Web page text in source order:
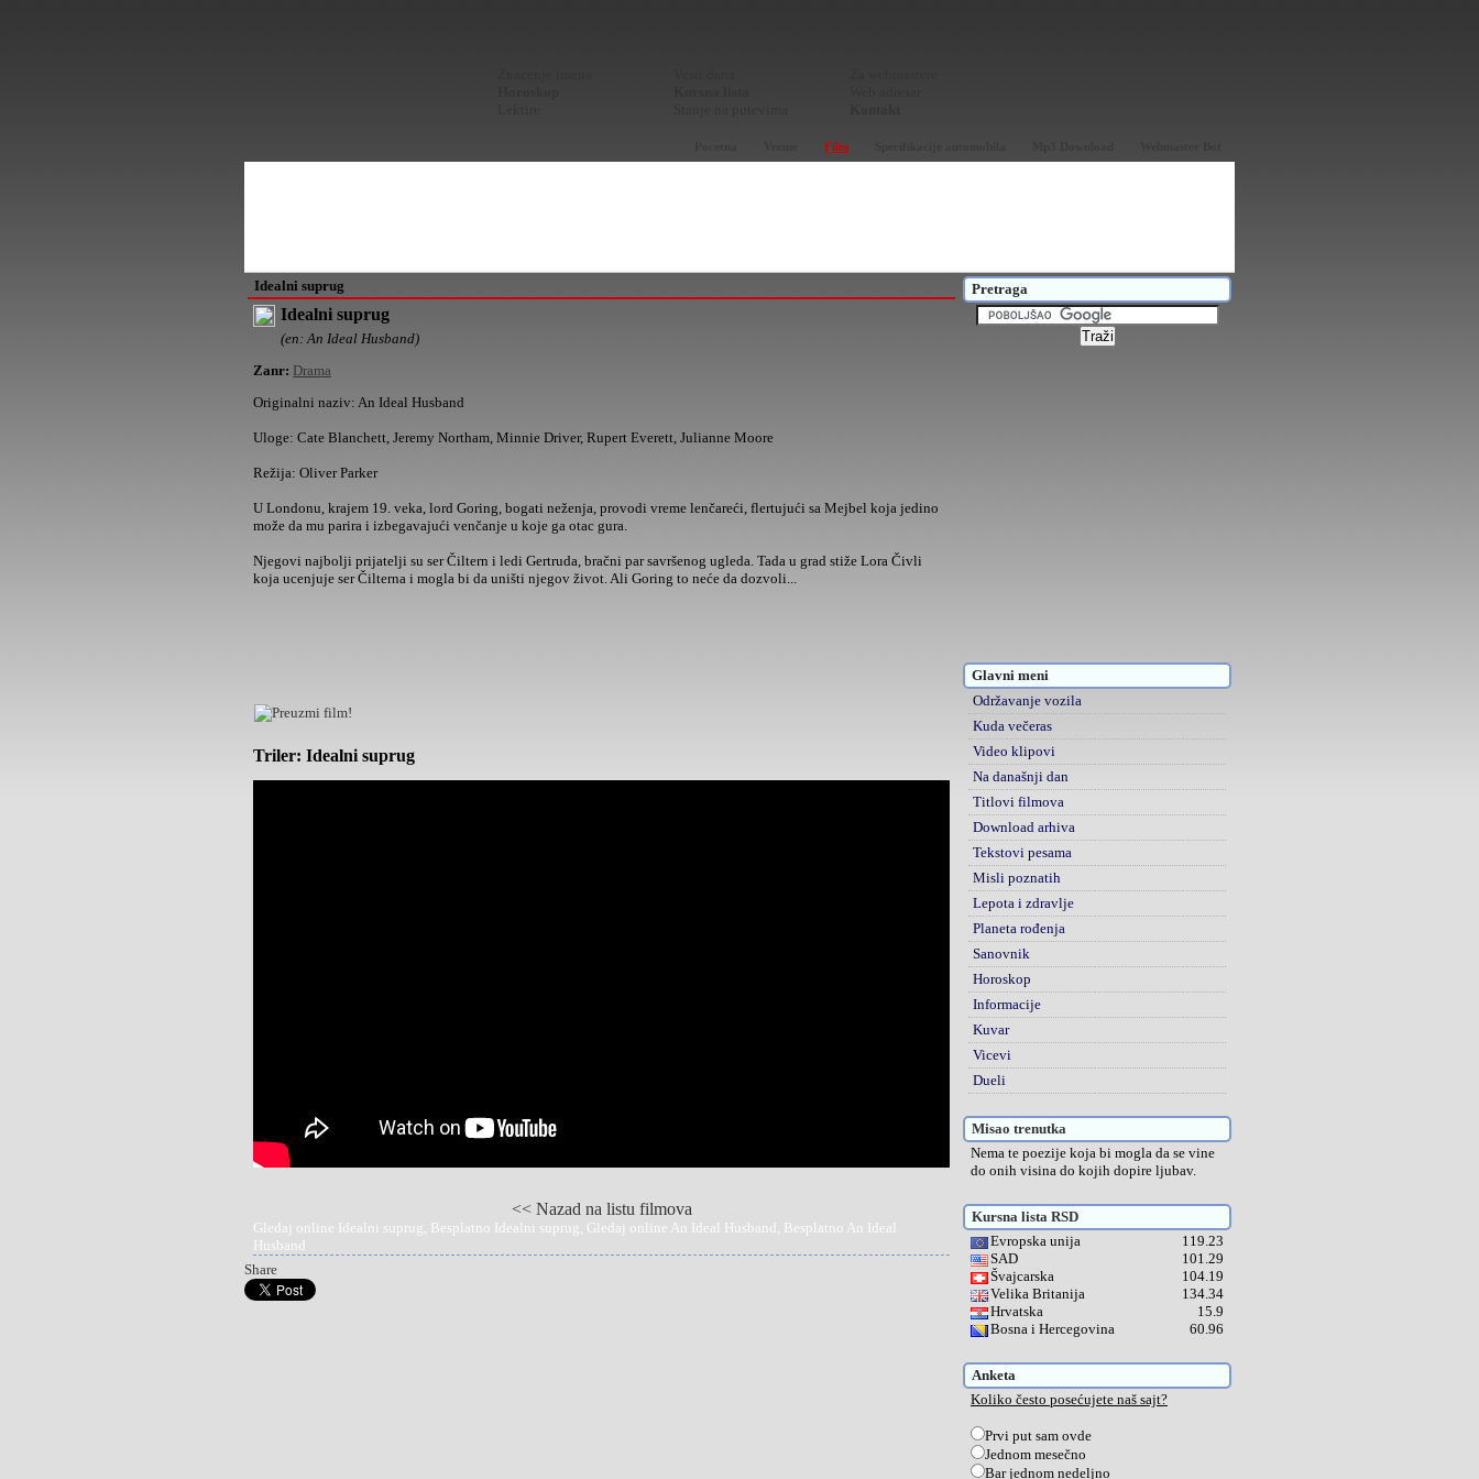
Film
Idealni suprug
Idealni suprug
(en: An Ideal Husband)
Zanr: Drama
Originalni naziv: An Ideal Husband
Uloge: Cate Blanchett, Jeremy Northam, Minnie Driver, Rupert Everett, Julianne Moore
Režija: Oliver Parker
U Londonu, krajem 19. veka, lord Goring, bogati neženja, provodi vreme lenčareći, flertujući sa Mejbel koja jedino
može da mu parira i izbegavajući venčanje u koje ga otac gura.
Njegovi najbolji prijatelji su ser Čiltern i ledi Gertruda, bračni par savršenog ugleda. Tada u grad stiže Lora Čivli
koja ucenjuje ser Čilterna i mogla bi da uništi njegov život. Ali Goring to neće da dozvoli...
Triler: Idealni suprug
<< Nazad na listu filmova
Gledaj online Idealni suprug, Besplatno Idealni suprug, Gledaj online An Ideal Husband, Besplatno An Ideal
Husband
Share
Pretraga
Glavni meni
Održavanje vozila
Kuda večeras
Video klipovi
Na današnji dan
Titlovi filmova
Download arhiva
Tekstovi pesama
Misli poznatih
Lepota i zdravlje
Planeta rođenja
Sanovnik
Horoskop
Informacije
Kuvar
Vicevi
Dueli
Misao trenutka
Nema te poezije koja bi mogla da se vine
do onih visina do kojih dopire ljubav.
Kursna lista RSD
Evropska unija
119.23
SAD
101.29
Švajcarska
104.19
Velika Britanija
134.34
Hrvatska
15.9
Bosna i Hercegovina
60.96
Anketa
Koliko često posećujete naš sajt?
Prvi put sam ovde
Jednom mesečno
Bar jednom nedeljno